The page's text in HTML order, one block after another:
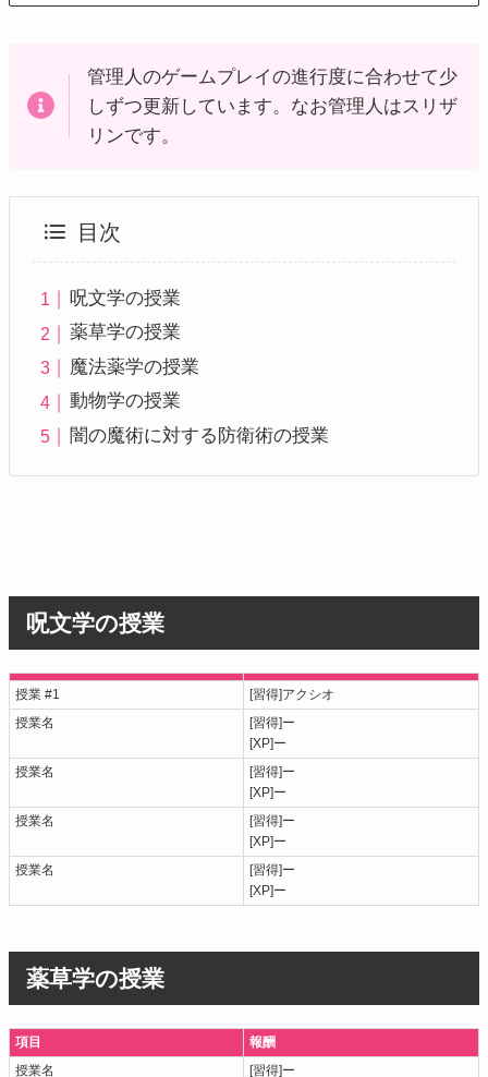
管理人のゲームプレイの進行度に合わせて少
しずつ更新しています。なお管理人はスリザ
リンです。
目次
呪文学の授業
薬草学の授業
魔法薬学の授業
動物学の授業
闇の魔術に対する防衛術の授業
呪文学の授業
授業 #1
[習得]アクシオ
授業名
[習得]ー
[XP]ー
授業名
[習得]ー
[XP]ー
授業名
[習得]ー
[XP]ー
授業名
[習得]ー
[XP]ー
薬草学の授業
項目
報酬
授業名
[習得]ー